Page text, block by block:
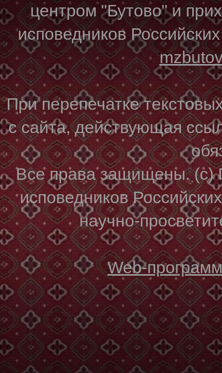
центром "Бутово" и
исповедников
При перепечатке
с сайта, действующая
Все права защищены. (с)
исповедников
научно-
Web-